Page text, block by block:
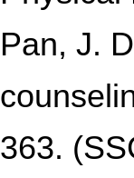
Pan, J.
363.